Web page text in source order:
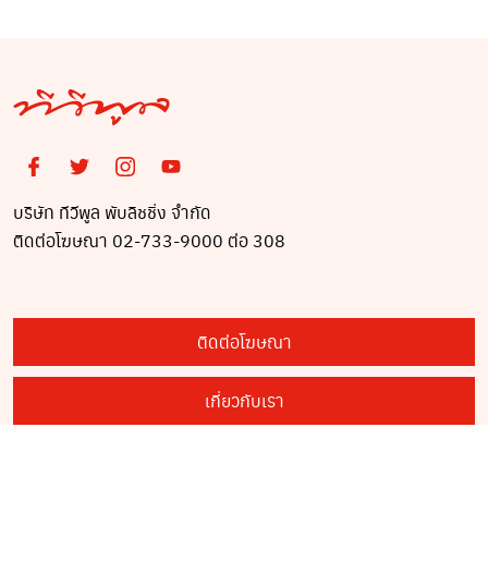
บริษัท ทีวีพูล พับลิชชิ่ง จำกัด
ติดต่อโฆษณา 02-733-9000 ต่อ 308
ติดต่อโฆษณา
เกี่ยวกับเรา